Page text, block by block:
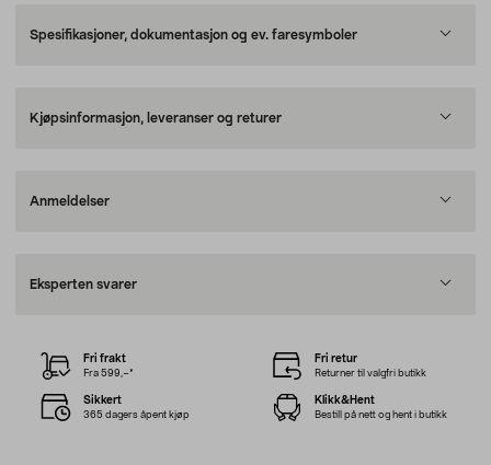
Spesifikasjoner, dokumentasjon og ev. faresymboler
Kjøpsinformasjon, leveranser og returer
Anmeldelser
Eksperten svarer
Fri frakt
Fra 599,–*
Fri retur
Returner til valgfri butikk
Sikkert
365 dagers åpent kjøp
Klikk&Hent
Bestill på nett og hent i butikk